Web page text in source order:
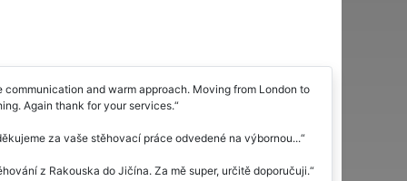
and warm approach. Moving from London to
Again thank for your services.
za vaše stěhovací práce odvedené na výbornou...
z Rakouska do Jičína. Za mě super, určitě doporučuji.